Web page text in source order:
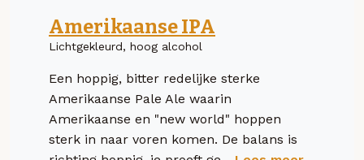
Amerikaanse IPA
Lichtgekleurd, hoog alcohol
Een hoppig, bitter redelijke sterke
Amerikaanse Pale Ale waarin
Amerikaanse en "new world" hoppen
sterk in naar voren komen. De balans is